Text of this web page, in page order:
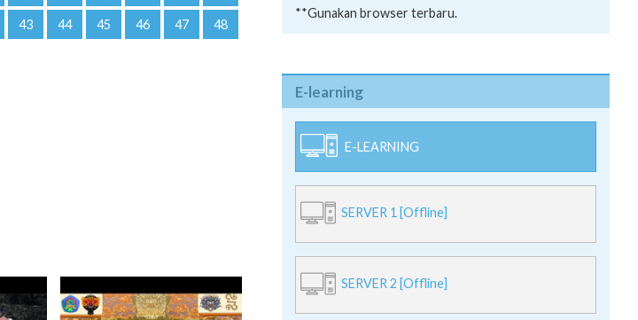
43 44 45 46 47 48
**Gunakan browser terbaru.
E-learning
E-LEARNING
SERVER 1 [Offline]
SERVER 2 [Offline]